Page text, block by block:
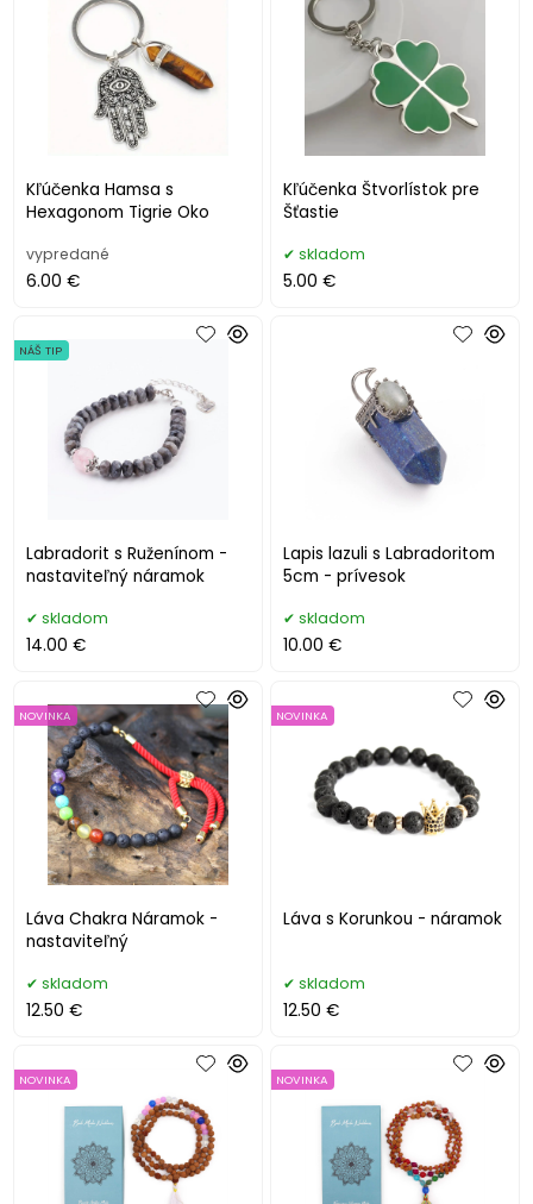
Kľúčenka Hamsa s
Hexagonom Tigrie Oko
vypredané
6.00 €
Kľúčenka Štvorlístok pre
Šťastie
skladom
5.00 €
Labradorit s Ruženínom -
nastaviteľný náramok
NÁŠ TIP
skladom
14.00 €
Lapis lazuli s Labradoritom
5cm - prívesok
skladom
10.00 €
Láva Chakra Náramok -
nastaviteľný
NOVINKA
skladom
12.50 €
Láva s Korunkou - náramok
NOVINKA
skladom
12.50 €
NOVINKA NOVINKA